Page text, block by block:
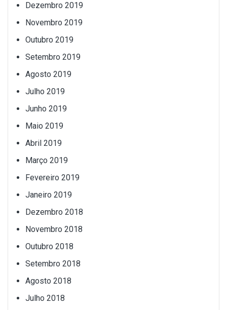
Dezembro 2019
Novembro 2019
Outubro 2019
Setembro 2019
Agosto 2019
Julho 2019
Junho 2019
Maio 2019
Abril 2019
Março 2019
Fevereiro 2019
Janeiro 2019
Dezembro 2018
Novembro 2018
Outubro 2018
Setembro 2018
Agosto 2018
Julho 2018